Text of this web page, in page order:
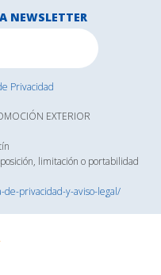
NEWSLETTER
Privacidad
EXTERIOR
limitación o portabilidad
privacidad-y-aviso-legal/